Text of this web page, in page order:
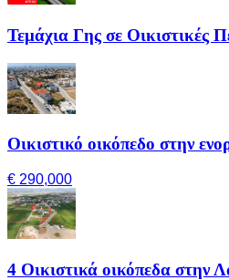
Τεμάχια Γης σε Οικιστικές
Οικιστικό οικόπεδο στην
€ 290,000
4 Οικιστικά οικόπεδα στην